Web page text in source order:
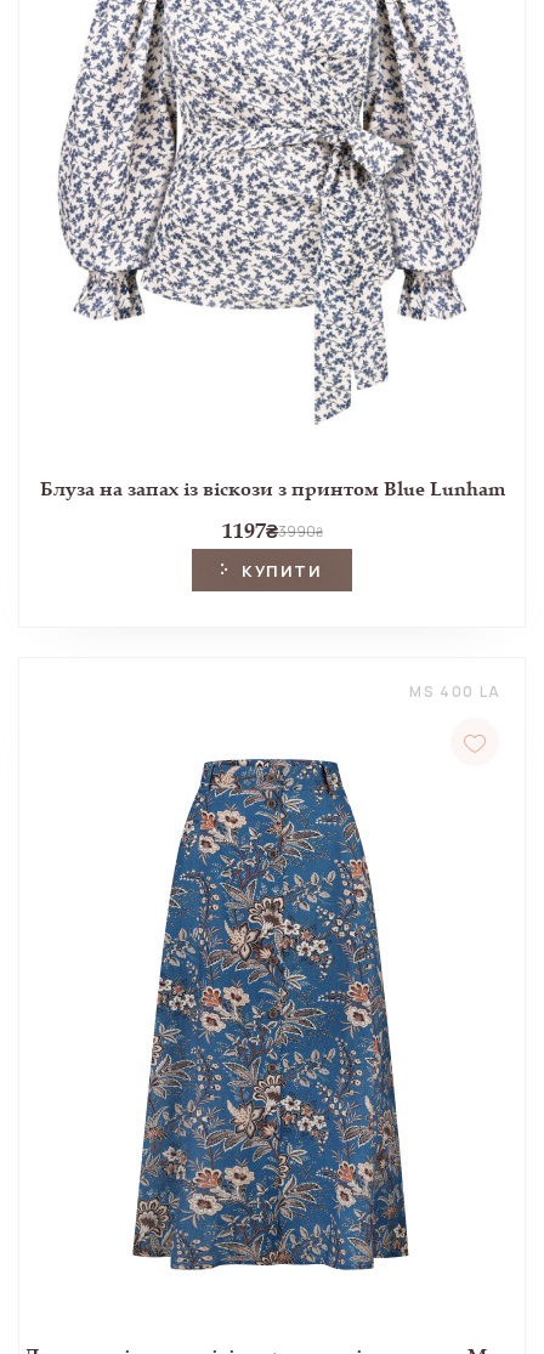
Блуза на запах із віскози з принтом Blue Lunham
1197₴3990₴
КУПИТИ
MS 400 LA